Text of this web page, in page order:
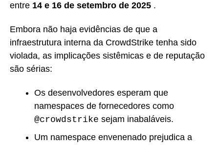
entre 14 e 16 de setembro de 2025 .
Embora não haja evidências de que a
infraestrutura interna da CrowdStrike tenha sido
violada, as implicações sistêmicas e de reputação
são sérias:
Os desenvolvedores esperam que
namespaces de fornecedores como
@crowdstrike sejam inabaláveis.
Um namespace envenenado prejudica a